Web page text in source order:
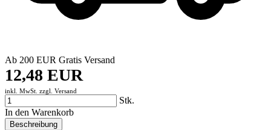
Ab 200 EUR Gratis Versand
12,48 EUR
inkl. MwSt. zzgl. Versand
Stk.
In den Warenkorb
Beschreibung